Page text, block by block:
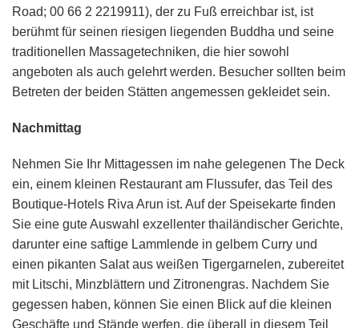
Road; 00 66 2 2219911), der zu Fuß erreichbar ist, ist
berühmt für seinen riesigen liegenden Buddha und seine
traditionellen Massagetechniken, die hier sowohl
angeboten als auch gelehrt werden. Besucher sollten beim
Betreten der beiden Stätten angemessen gekleidet sein.
Nachmittag
Nehmen Sie Ihr Mittagessen im nahe gelegenen The Deck
ein, einem kleinen Restaurant am Flussufer, das Teil des
Boutique-Hotels Riva Arun ist. Auf der Speisekarte finden
Sie eine gute Auswahl exzellenter thailändischer Gerichte,
darunter eine saftige Lammlende in gelbem Curry und
einen pikanten Salat aus weißen Tigergarnelen, zubereitet
mit Litschi, Minzblättern und Zitronengras. Nachdem Sie
gegessen haben, können Sie einen Blick auf die kleinen
Geschäfte und Stände werfen, die überall in diesem Teil